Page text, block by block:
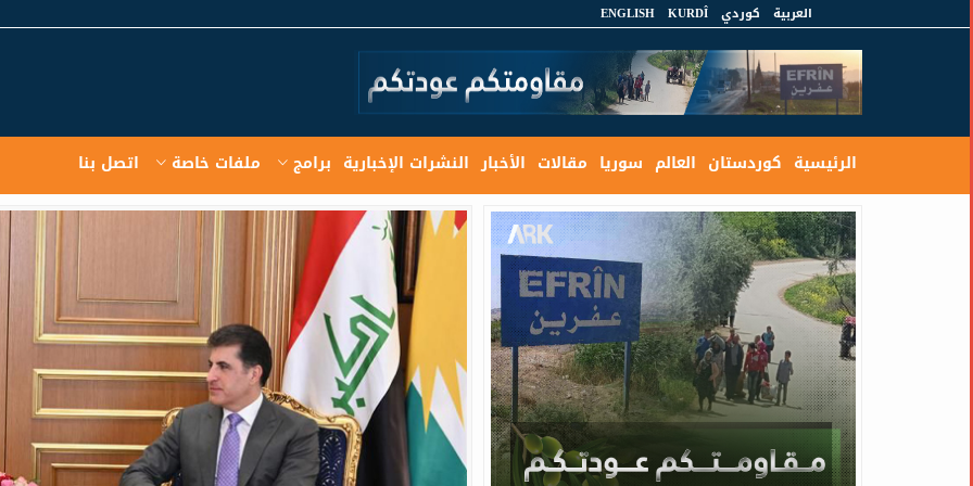
العربية كوردي KURDÎ
ENGLISH
الرئيسية كوردستان العالم سوريا مقالات الأخبار النشرات الإخبارية برامج ملفات خاصة اتصل بنا